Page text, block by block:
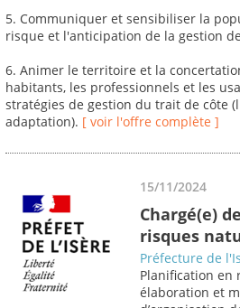
5. Communiquer et sensibiliser la
risque et l'anticipation de la gestion
6. Animer le territoire et la
habitants, les professionnels et les
stratégies de gestion du trait de côte
adaptation). [ voir l'offre complète ]
15/11/2024
Chargé(e)
risques
Préfecture de
Planification en
élaboration et